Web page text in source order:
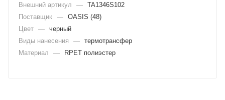
Внешний артикул — TA1346S102
Поставщик — OASIS (48)
Цвет — черный
Виды нанесения
— термотрансфер
Материал
— RPET полиэстер